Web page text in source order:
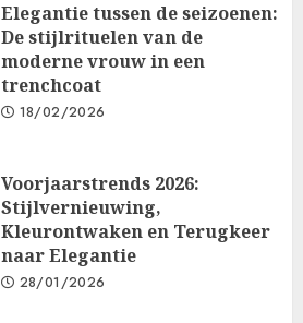
Elegantie tussen de seizoenen:
De stijlrituelen van de
moderne vrouw in een
trenchcoat
18/02/2026
Voorjaarstrends 2026:
Stijlvernieuwing,
Kleurontwaken en Terugkeer
naar Elegantie
28/01/2026